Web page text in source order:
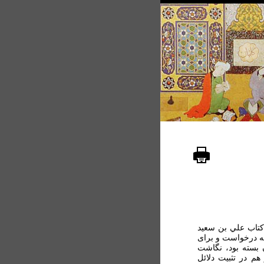
کتاب علي بن سعيد
به درخواست و برای
بسته بود، نگاشت
عبد الجبّار هم در تثبيت دلائل